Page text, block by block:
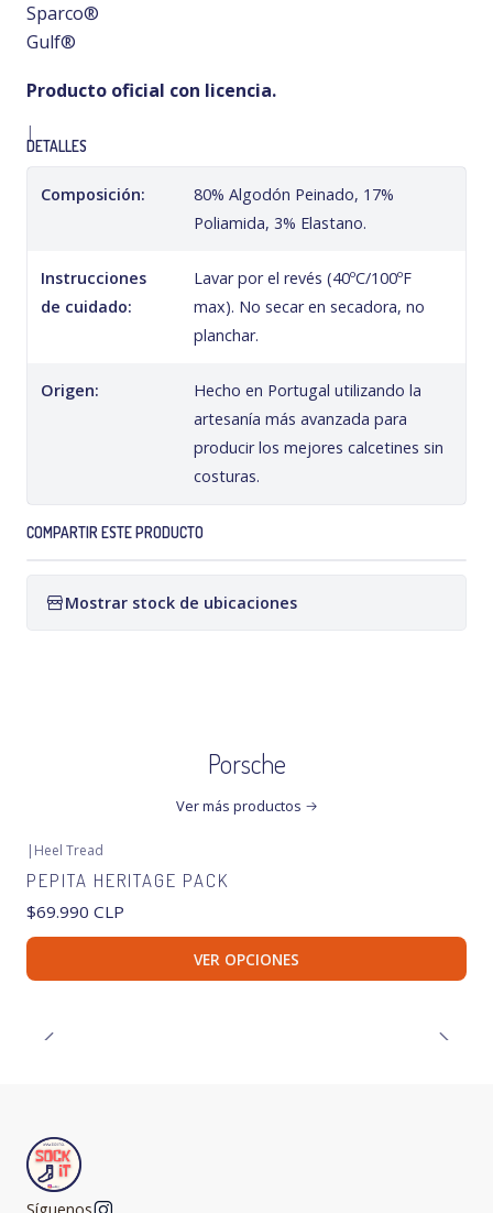
Sparco®
Gulf®
Producto oficial con licencia.
|
DETALLES
Composición:
80% Algodón Peinado, 17%
Poliamida, 3% Elastano.
Instrucciones
de cuidado:
Lavar por el revés (40ºC/100ºF
max). No secar en secadora, no
planchar.
Origen:
Hecho en Portugal utilizando la
artesanía más avanzada para
producir los mejores calcetines sin
costuras.
COMPARTIR ESTE PRODUCTO
Mostrar stock de ubicaciones
Porsche
Ver más productos
| Heel Tread
PEPITA HERITAGE PACK
$69.990 CLP
VER OPCIONES